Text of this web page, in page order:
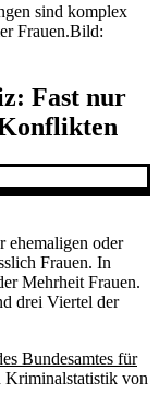
sind komplex
Frauen.Bild:
Fast nur
ehemaligen oder
Frauen. In
Mehrheit Frauen.
drei Viertel der
Bundesamtes für
Kriminalstatistik von